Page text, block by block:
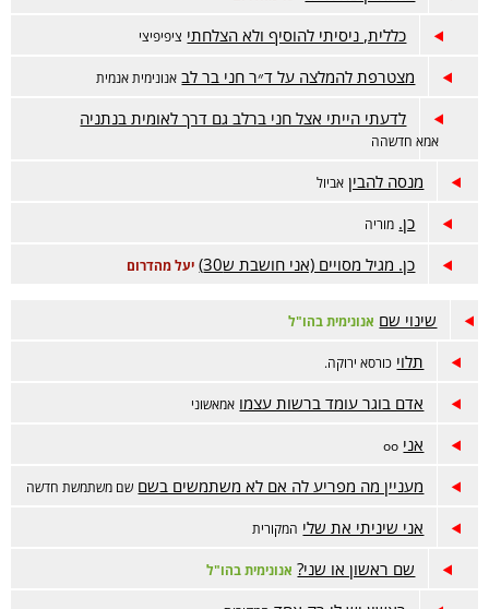
כללית, ניסיתי להוסיף ולא הצלחתי ציפיפיצי
מצטרפת להמלצה על ד״ר חני בר לב אנונימית אנמית
לדעתי הייתי אצל חני ברלב גם דרך לאומית בנתניה
אמא חדשהה
מנסה להבין אביול
כן. מוריה
כן. מגיל מסויים (אני חושבת ש30) יעל מהדרום
שינוי שם אנונימית בהו"ל
תלוי כורסא ירוקה.
אדם בוגר עומד ברשות עצמו אמאשוני
אני oo
מעניין מה מפריע לה אם לא משתמשים בשם שם משתמשת חדשה
אני שיניתי את שלי המקורית
שם ראשון או שני? אנונימית בהו"ל